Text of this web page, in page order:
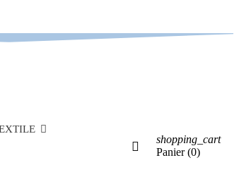
shopping_cart
Panier (0)